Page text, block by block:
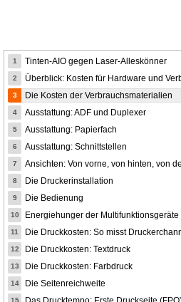
1 Tinten-AIO gegen Laser-Alleskönner
2 Überblick: Kosten für Hardware und
3 Die Kosten der Verbrauchsmaterialien
4 Ausstattung: ADF und Duplexer
5 Ausstattung: Papierfach
6 Ausstattung: Schnittstellen
7 Ansichten: Von vorne, von hinten, von
8 Die Druckerinstallation
9 Die Bedienung
10 Energiehunger der Multifunktionsgeräte
11 Die Druckkosten: So misst
12 Die Druckkosten: Textdruck
13 Die Druckkosten: Farbdruck
14 Die Seitenreichweite
15